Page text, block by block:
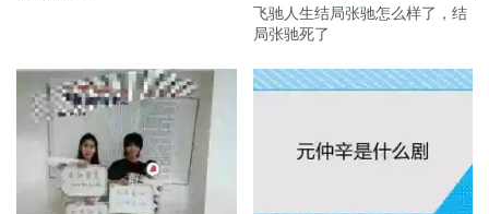
飞驰人生结局张驰怎么样了，结
局张驰死了